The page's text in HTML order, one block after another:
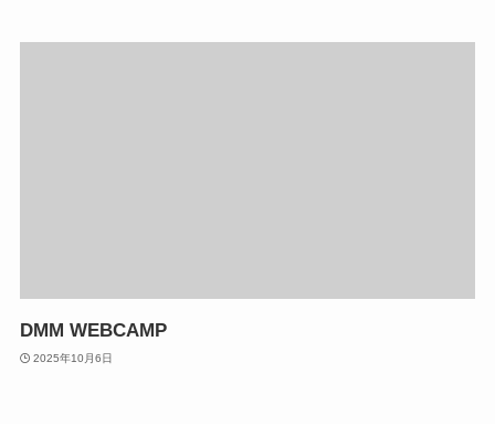
DMM WEBCAMP
2025年10月6日